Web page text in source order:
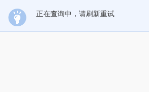
正在查询中，请刷新重试